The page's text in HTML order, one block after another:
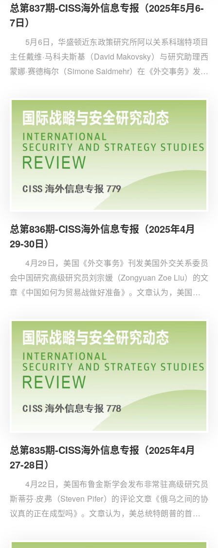
总第837期-CISS海外信息专报（2025年5月6-
7日）
5月6日，华盛顿近东政策研究所阿以关系科瑞特项目
主任戴维·马科夫斯基（David Makovsky）与研究助理西
蒙娜·赛德梅尔（Simone Saidmehr）在《外交事务》发表
12月“沙姆解放组织”（HTS）推翻阿萨德政权后，土耳其
借与HTS的历史联系，谋求扩展叙全境内影响力。
总第836期-CISS海外信息专报（2025年4月
29-30日）
4月29日，美国《外交事务》刊发美国外交关系委员
会中国研究高级研究员刘宗媛（Zongyuan Zoe Liu）的文
章《中国如何为贸易战做好准备》。文章认为，美国高估
总第835期-CISS海外信息专报（2025年4月
27-28日）
4月22日，美国布鲁金斯学会发布非常驻高级研究员
斯蒂芬·皮弗（Steven Pifer）的评论文章《俄乌之间的协
议真的正在成型吗》。文章认为，美总统特朗普的首席俄
突和谈，提出包括俄罗斯占有克里米亚等五区域的方案，